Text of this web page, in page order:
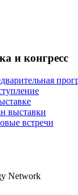
и конгресс
выставки
встречи
Network